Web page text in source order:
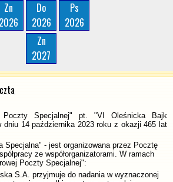
Zn
2026
Do
2026
Ps
2026
Zn
2027
Poczty Specjalnej" pt. "VI Oleśnicka Bajk
dniu 14 października 2023 roku z okazji 465 lat
Specjalna" - jest organizowana przez Pocztę
ze współorganizatorami. W ramach
Poczty Specjalnej":
S.A. przyjmuje do nadania w wyznaczonej